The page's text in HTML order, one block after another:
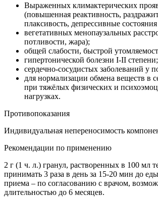
Выраженных климактерических
(повышенная реактивность,
плаксивость, депрессивные
вегетативных менопаузальных
потливости, жара);
общей слабости, быстрой
гипертонической болезни I-II степени;
сердечно-сосудистых заболеваний у
для нормализации обмена веществ в
при тяжёлых физических и
нагрузках.
Противопоказания
Индивидуальная непереносимость
Рекомендации по применению
2 г (1 ч. л.) гранул, растворенных в 100 мл
принимать 3 раза в день за 15-20 мин до
приема – по согласованию с врачом,
длительностью до 6 месяцев.